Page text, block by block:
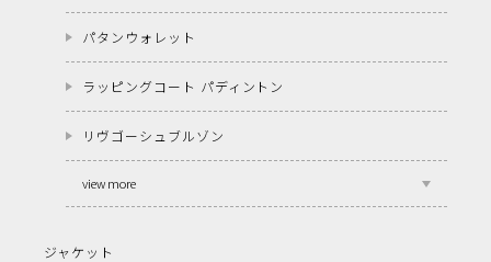
パタンウォレット
ラッピングコート パディントン
リヴゴーシュブルゾン
view more
ジャケット